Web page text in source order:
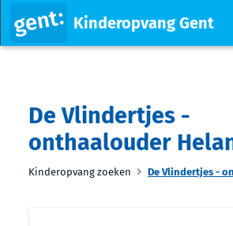
Kinderopvang Gent
De Vlindertjes -
onthaalouder
Kinderopvang zoeken De Vlindertjes -